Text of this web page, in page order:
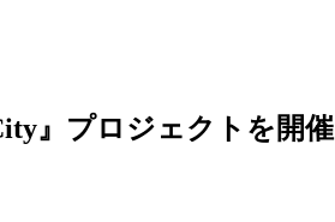
』プロジェクトを開催